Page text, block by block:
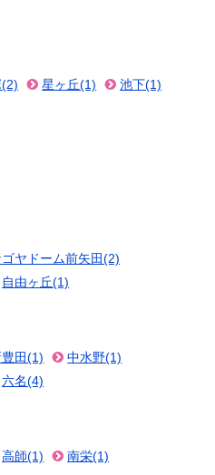
星ヶ丘(1)
池下(1)
ヤドーム前矢田(2)
自由ヶ丘(1)
豊田(1)
中水野(1)
六名(4)
高師(1) 南栄(1)